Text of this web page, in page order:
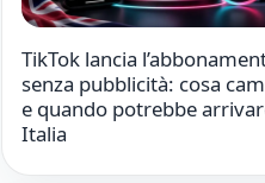
TikTok lancia
senza pubblicità: cosa
e quando potrebbe
Italia